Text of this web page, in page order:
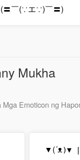
(〓￣(∵エ∵)￣〓)
Mukha
Emoticon ng
▼(´ᴥ)▼ |